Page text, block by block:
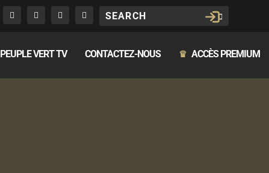
PEUPLE VERT TV CONTACTEZ-NOUS ♛ ACCÈS PREMIUM